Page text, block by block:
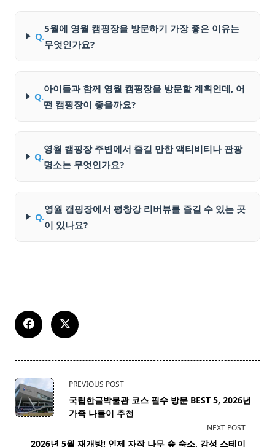
Q.
5월에 영월 캠핑장을 방문하기 가장 좋은 이유는
무엇인가요?
Q.
아이들과 함께 영월 캠핑장을 방문할 계획인데, 어
떤 캠핑장이 좋을까요?
Q.
영월 캠핑장 주변에서 즐길 만한 액티비티나 관광
명소는 무엇인가요?
Q.
영월 캠핑장에서 평창강 리버뷰를 즐길 수 있는 곳
이 있나요?
<span
class="nav-
subtitle
reader-
PREVIOUS POST
국립한글박물관 코스 필수 방문 BEST 5, 2026년
가족 나들이 추천
NEXT POST
2026년 5월 재개방! 인제 자작 나무 숲 숙소, 감성 스테이